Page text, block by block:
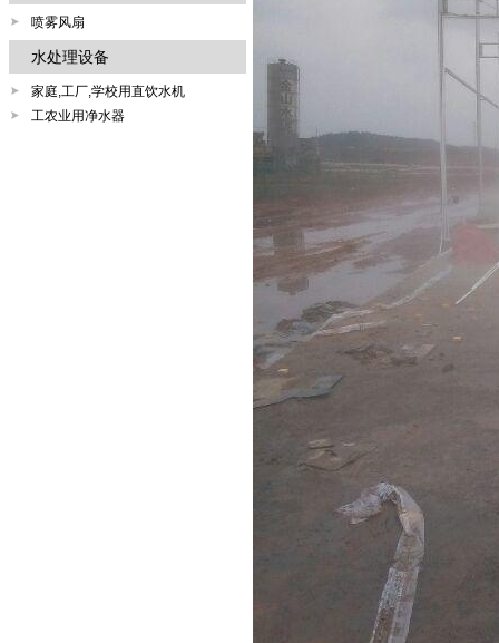
喷雾风扇
水处理设备
家庭,工厂,学校用直饮水机
工农业用净水器